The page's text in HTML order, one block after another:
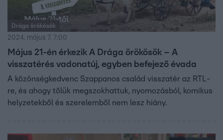
Drága örökösök
2024. május 7. 7:00
Május 21-én érkezik A Drága örökösök – A
visszatérés vadonatúj, egyben befejező évada
A közönségkedvenc Szappanos család visszatér az RTL-
re, és ahogy tőlük megszokhattuk, nyomozásból, komikus
helyzetekből és szerelemből nem lesz hiány.